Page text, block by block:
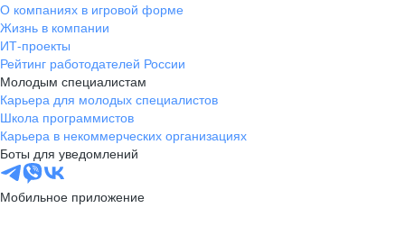
Новосибирск
ул. Большевистская, д. 35,
помещение 21
+7 383 207-94-64
pr@nsk.hh.ru
Минск
пр-т Дзержинского, д. 57,
10 этаж, помещение 45-1
О компаниях в игровой форме
Жизнь в компании
ИТ-проекты
Рейтинг работодателей России
Молодым специалистам
Карьера для молодых специалистов
Школа программистов
Карьера в некоммерческих организациях
Боты для уведомлений
Мобильное приложение